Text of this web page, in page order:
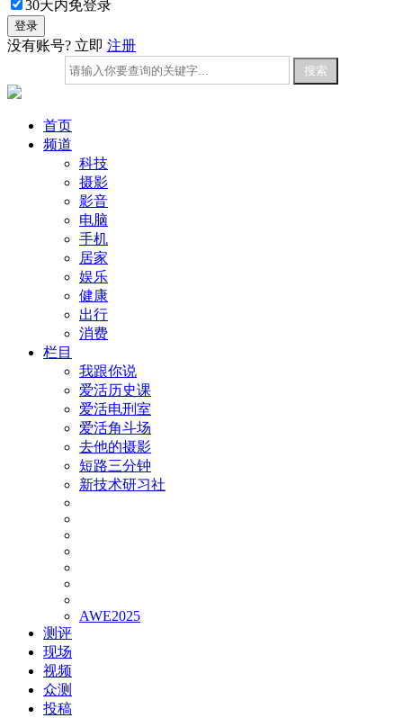
30天内免登录
没有账号? 立即 注册
首页
频道
科技
摄影
影音
电脑
手机
居家
娱乐
健康
出行
消费
栏目
我跟你说
爱活历史课
爱活电刑室
爱活角斗场
去他的摄影
短路三分钟
新技术研习社
AWE2025
测评
现场
视频
众测
投稿